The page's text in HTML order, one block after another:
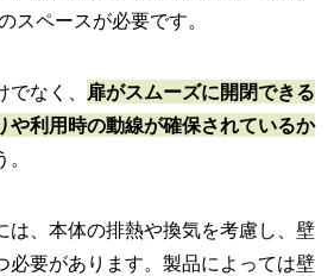
スペースが必要です。
なく、 扉がスムーズに開閉できる
や利用時の動線が確保されているか
は、本体の排熱や換気を考慮し、壁
必要があります。製品によっては壁